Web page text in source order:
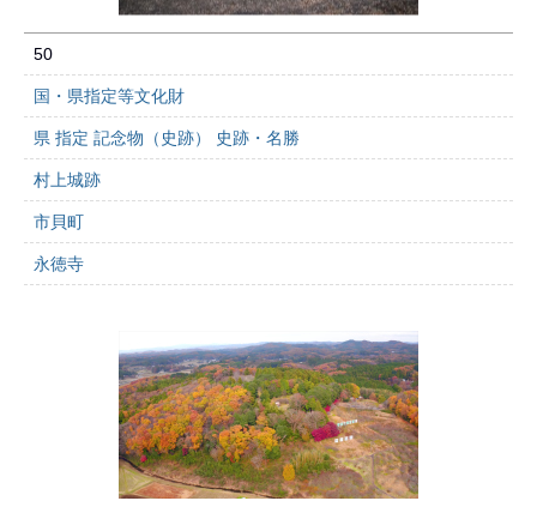
50
国・県指定等文化財
県 指定 記念物（史跡） 史跡・名勝
村上城跡
市貝町
永徳寺